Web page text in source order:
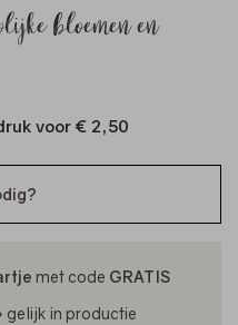
bloemen en
voor € 2,50
met code GRATIS
gelijk in productie